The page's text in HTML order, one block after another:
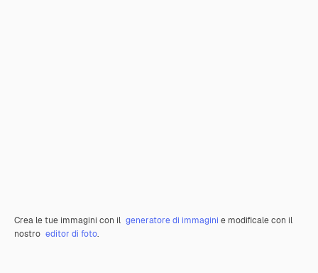
Crea le tue immagini con il generatore di immagini e modificale con il
nostro editor di foto.